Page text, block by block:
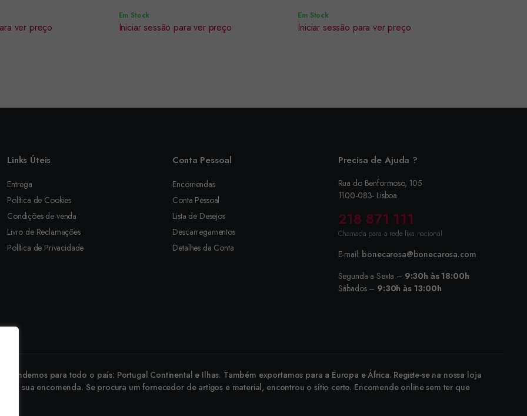
ver preço
Em Stock
Iniciar sessão para ver preço
Em Stock
Iniciar sessão para ver preço
Links Úteis
Entrega
Política de Cookies
Condições de venda
Livro de Reclamações
Política de Privacidade
Conta Pessoal
Encomendas
Conta Pessoal
Lista de Desejos
Descarregamentos
Detalhes da Conta
Precisa de Ajuda ?
Rua do Benformoso, 105
1100-083- Lisboa
218 871 111
Chamada para a rede fixa nacional
E-mail: bonecarosa@bonecarosa.com
Segunda a Sexta – 9:30h às 18:00h
Sábados – 9:30h às 13:00h
para todo o país: Portugal Continental e Ilhas. Também exportamos para a Europa e África. Registe-se na nossa loja
a sua encomenda. Se procura um fornecedor de artigos e material, encontrou o sítio certo. Encomende online sem ter que